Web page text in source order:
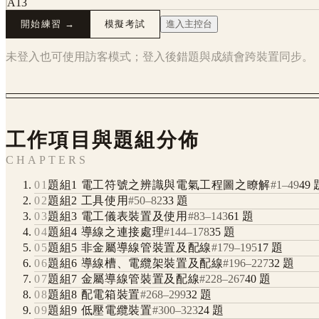
A13
開始練習 → 模擬考試 進入主控台
未登入也可使用訪客模式；登入後錯題與成績會跨裝置同步。
工作項目與題組分佈
CHAPTERS
01 題組1 電工符號之辨識與電氣工程圖之瞭解#1–4949
02題組2 工具使用#50–8233 題
03題組3 電工儀表裝置及使用 #83–14361 題
04題組4 導線之連接處理#144–17835 題
05題組5 非金屬導線管裝置及配線#179–19517題
06題組6 導線槽、電纜架裝置及配線#196–22732 題
07題組7 金屬導線管裝置及配線#228–26740 題
08題組8 配電箱裝置#268–29932 題
09題組9 低壓電纜裝置#300–32324題